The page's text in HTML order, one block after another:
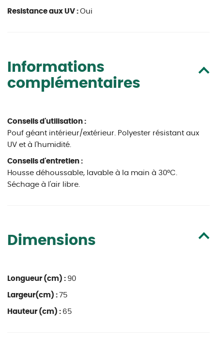
Resistance aux UV : Oui
Informations
complémentaires
Conseils d'utilisation :
Pouf géant intérieur/extérieur. Polyester résistant aux
UV et à l'humidité.
Conseils d'entretien :
Housse déhoussable, lavable à la main à 30°C.
Séchage à l'air libre.
Dimensions
Longueur (cm) : 90
Largeur(cm) : 75
Hauteur (cm) : 65